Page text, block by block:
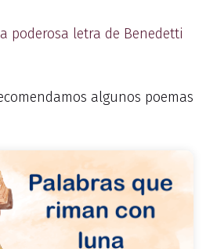
poderosa letra de Benedetti
algunos poemas